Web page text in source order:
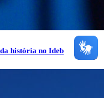
história no Ideb